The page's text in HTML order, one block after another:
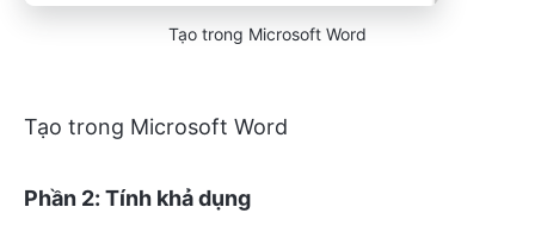
Tạo trong Microsoft Word
Tạo trong Microsoft Word
Phần 2: Tính khả dụng